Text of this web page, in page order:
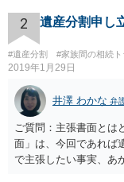
2 遺産分割申し
#遺産分割 #家族間の相続
2019年1月29日
井澤 わかな 弁
ご質問：主張書面とは
面」は、今回であれば
で主張したい事実、あ